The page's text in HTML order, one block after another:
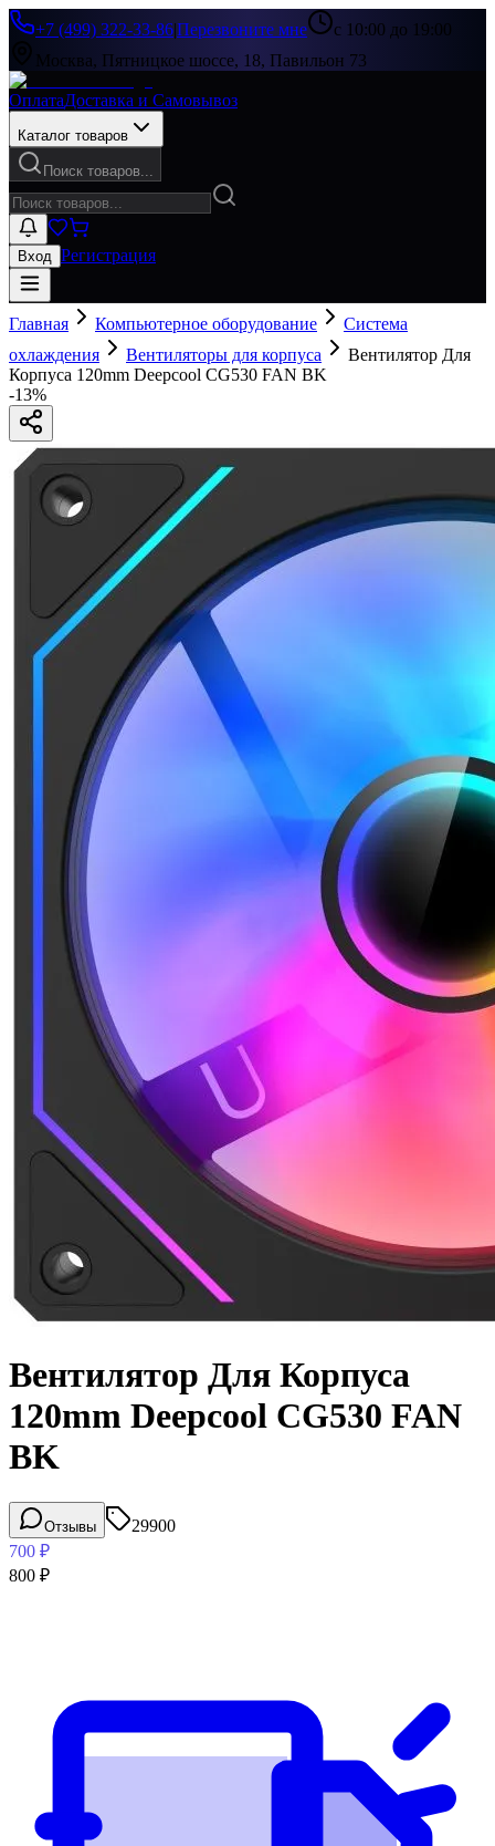
+7 (499) 322-33-86|Перезвоните мне
с 10:00 до 19:00
Москва, Пятницкое шоссе, 18, Павильон 73
ОплатаДоставка и Самовывоз
Каталог товаров
Поиск товаров...
Вход Регистрация
Главная Компьютерное оборудование
Система
охлаждения
Вентиляторы для корпуса
Вентилятор Для
Корпуса 120mm Deepcool CG530 FAN BK
-13%
Вентилятор Для Корпуса
120mm Deepcool CG530 FAN
BK
Отзывы
29900
700 ₽
800 ₽